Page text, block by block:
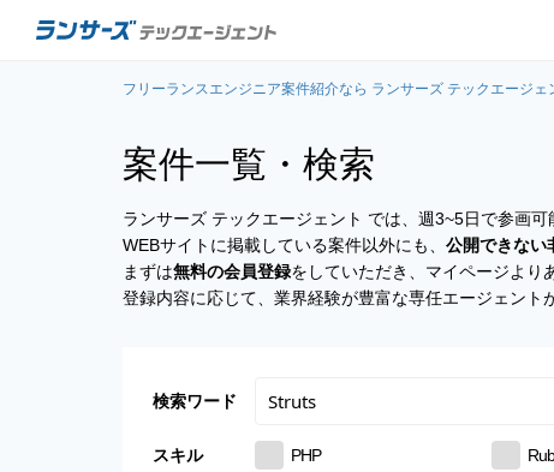
フリーランスエンジニア案件紹介なら ランサーズ テックエージェ
案件一覧・検索
ランサーズ テックエージェント では、週3~5日で参画
WEBサイトに掲載している案件以外にも、 公開できない
まずは無料の会員登録をしていただき、マイページより
登録内容に応じて、業界経験が豊富な専任エージェントが
検索ワード
スキル PHP